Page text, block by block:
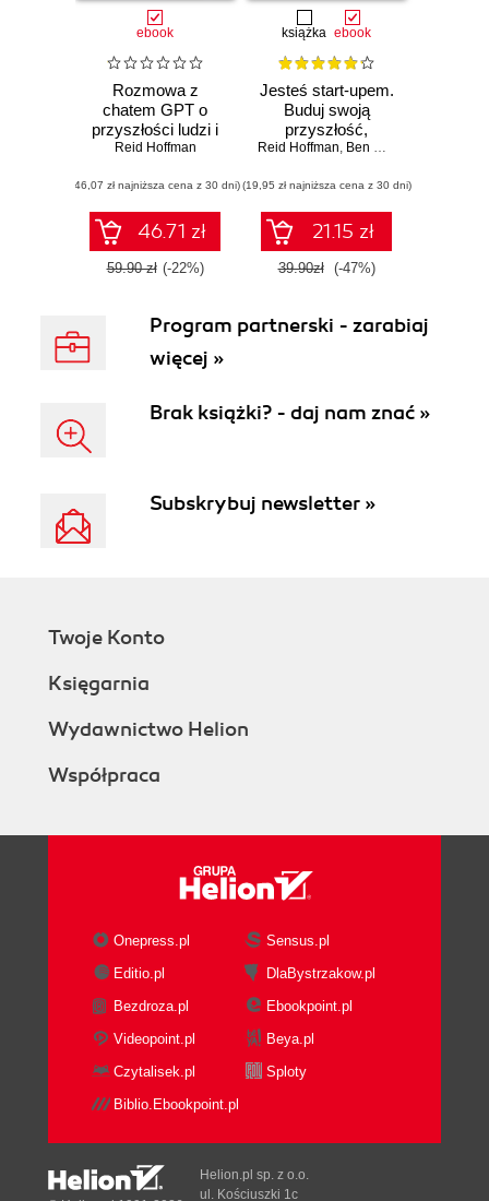
ebook
Rozmowa z
chatem GPT o
przyszłości ludzi i
świata
Reid Hoffman
(46,07 zł najniższa cena z 30 dni)
46.71 zł
59.90 zł (-22%)
książka ebook
Jesteś start-upem.
Buduj swoją
przyszłość,
inwestuj w siebie i
zawodowo
Reid Hoffman, Ben Casnocha
(19,95 zł najniższa cena z 30 dni)
21.15 zł
39.90zł (-47%)
Program partnerski - zarabiaj
więcej »
Brak książki? - daj nam znać »
Subskrybuj newsletter »
Twoje Konto
Księgarnia
Wydawnictwo Helion
Współpraca
Onepress.pl
Sensus.pl
Editio.pl
DlaBystrzakow.pl
Bezdroza.pl
Ebookpoint.pl
Videopoint.pl
Beya.pl
Czytalisek.pl
Sploty
Biblio.Ebookpoint.pl
Helion.pl sp. z o.o.
ul. Kościuszki 1c